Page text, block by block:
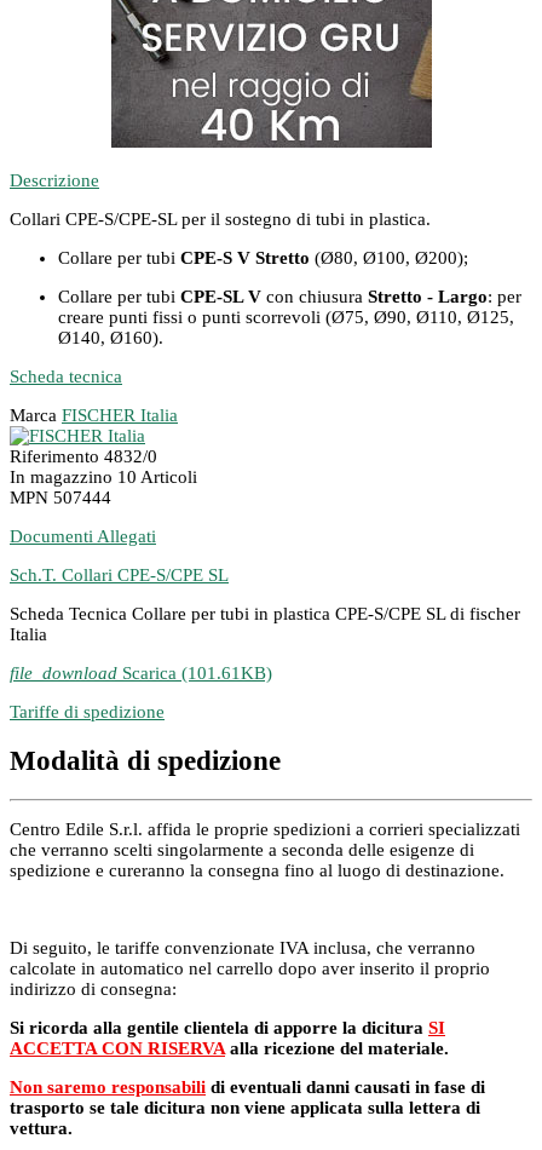
Descrizione
Collari CPE-S/CPE-SL per il sostegno di tubi in plastica.
Collare per tubi CPE-S V Stretto (Ø80, Ø100, Ø200);
Collare per tubi CPE-SL V con chiusura Stretto - Largo: per
creare punti fissi o punti scorrevoli (Ø75, Ø90, Ø110, Ø125,
Ø140, Ø160).
Scheda tecnica
Marca FISCHER Italia
Riferimento 4832/0
In magazzino 10 Articoli
MPN 507444
Documenti Allegati
Sch.T. Collari CPE-S/CPE SL
Scheda Tecnica Collare per tubi in plastica CPE-S/CPE SL di fischer
Italia
file_download Scarica (101.61KB)
Tariffe di spedizione
Modalità di spedizione
Centro Edile S.r.l. affida le proprie spedizioni a corrieri specializzati
che verranno scelti singolarmente a seconda delle esigenze di
spedizione e cureranno la consegna fino al luogo di destinazione.
Di seguito, le tariffe convenzionate IVA inclusa, che verranno
calcolate in automatico nel carrello dopo aver inserito il proprio
indirizzo di consegna:
Si ricorda alla gentile clientela di apporre la dicitura SI
ACCETTA CON RISERVA alla ricezione del materiale.
Non saremo responsabili di eventuali danni causati in fase di
trasporto se tale dicitura non viene applicata sulla lettera di
vettura.